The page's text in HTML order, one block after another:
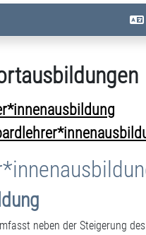
neben der Steigerung